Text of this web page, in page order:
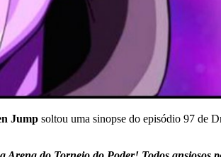
Jump soltou uma sinopse do episódio 97 de